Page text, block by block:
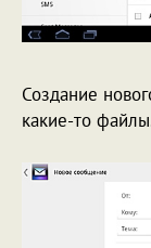
Создание
какие-то